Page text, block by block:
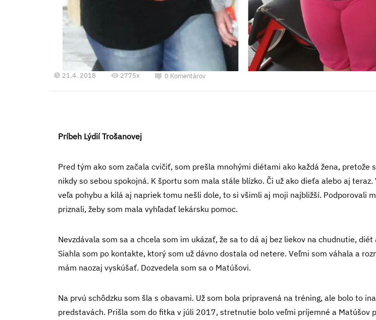
21.4. 2018 2775x 0 Komentárov
Príbeh Lýdií Trošanovej
Pred tým ako som začala cvičiť, som prešla mnohými diétami ako každá žena, pretože
nikdy so sebou spokojná. K športu som mala stále blízko. Či už ako dieťa alebo aj teraz.
veľa pohybu a kilá aj napriek tomu nešli dole, to si všimli aj moji najbližší. Podporovali
priznali, žeby som mala vyhľadať lekársku pomoc.
Nevzdávala som sa a chcela som im ukázať, že sa to dá aj bez liekov na chudnutie, diét
Siahla som po kontakte, ktorý som už dávno dostala od netere. Veľmi som váhala a
mám naozaj vyskúšať. Dozvedela som sa o Matúšovi.
Na prvú schôdzku som šla s obavami. Už som bola pripravená na tréning, ale bolo to
predstavách. Prišla som do fitka v júli 2017, stretnutie bolo veľmi príjemné a Matúšov